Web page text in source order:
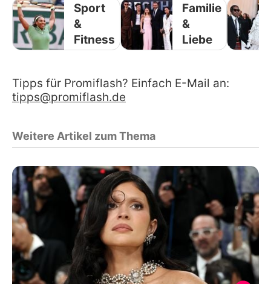
Sport
&
Fitness
Familie
&
Liebe
Tipps für Promiflash? Einfach E-Mail an:
tipps@promiflash.de
Weitere Artikel zum Thema